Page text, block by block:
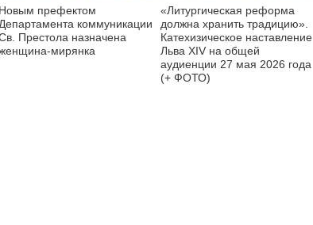
Новым префектом
Департамента коммуникации
Престола назначена
мирянка
«Литургическая реформа
должна хранить традицию».
Катехизическое наставление
Льва XIV на общей
аудиенции 27 мая 2026 года
(+ ФОТО)